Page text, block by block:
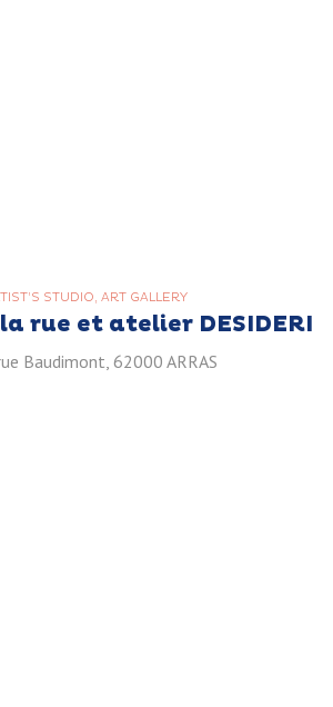
STUDIO, ART GALLERY
rue et atelier DESIDERI
Baudimont, 62000 ARRAS